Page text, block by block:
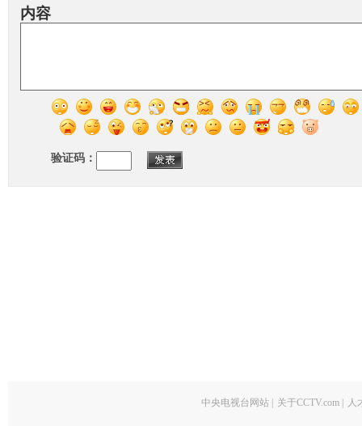
内容
验证码：
中央电视台网站 关于CCTV.com 人